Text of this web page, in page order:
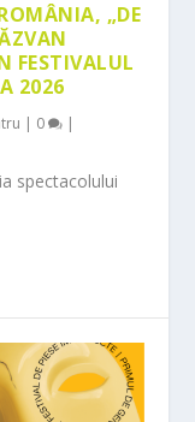
„DE
FESTIVALUL
2026
| 0 |
spectacolului